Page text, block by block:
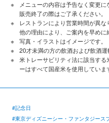
メニューの内容は予告なく変更
販売終了の際はご了承ください。
レストランにより営業時間が異
他の理由により、ご案内を早めに
写真・イラストはイメージです。
20才未満の方の飲酒および飲酒運
米トレーサビリティ法に該当す
ーはすべて国産米を使用していま
#記念日
#東京ディズニーシー・ファンタジー